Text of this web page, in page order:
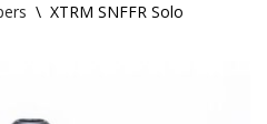
\ XTRM SNFFR Solo